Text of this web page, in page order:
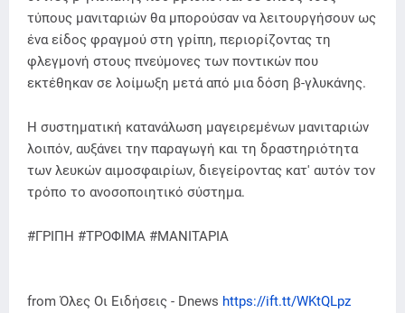
τύπους μανιταριών θα μπορούσαν να λειτουργήσουν ως
ένα είδος φραγμού στη γρίπη, περιορίζοντας τη
φλεγμονή στους πνεύμονες των ποντικών που
εκτέθηκαν σε λοίμωξη μετά από μια δόση β-γλυκάνης.
Η συστηματική κατανάλωση μαγειρεμένων μανιταριών
λοιπόν, αυξάνει την παραγωγή και τη δραστηριότητα
των λευκών αιμοσφαιρίων, διεγείροντας κατ' αυτόν τον
τρόπο το ανοσοποιητικό σύστημα.
#ΓΡΙΠΗ #ΤΡΟΦΙΜΑ #ΜΑΝΙΤΑΡΙΑ
from Όλες Οι Ειδήσεις - Dnews https://ift.tt/WKtQLpz